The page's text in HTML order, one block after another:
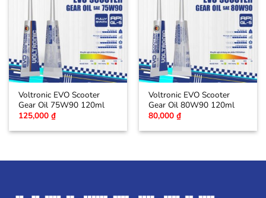
Voltronic EVO Scooter
Gear Oil 75W90 120ml
125,000₫
Voltronic EVO Scooter
Gear Oil 80W90 120ml
80,000₫